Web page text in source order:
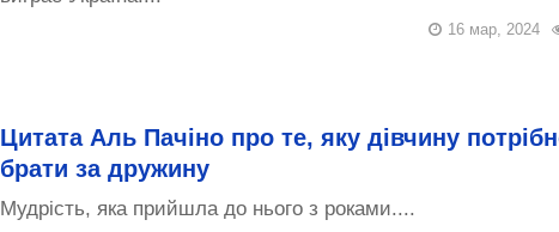
16 мар, 2024
Цитата Аль Пачіно про те, яку дівчину
брати за дружину
Мудрість, яка прийшла до нього з роками....